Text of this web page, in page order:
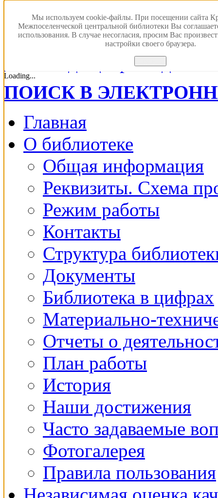
Мы используем cookie-файлы. При посещении сайта
Межпоселенческой центральной библиотеки Вы
использования. В случае несогласия, просим Вас
настройки своего браузера.
Loading...
Версия для
ПОИСК В
Главная
О библиотеке
Общая информация
Реквизиты. Схема
Режим работы
Контакты
Структура
Документы
Библиотека в цифрах
Материально-
Отчеты о
План работы
История
Наши достижения
Часто задаваемые
Фотогалерея
Правила пользования